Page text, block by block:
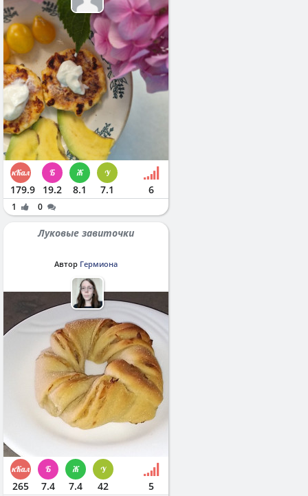
179.9 19.2 8.1 7.1 6
1 0
Луковые завиточки
Автор Гермиона
265 7.4 7.4 42 5